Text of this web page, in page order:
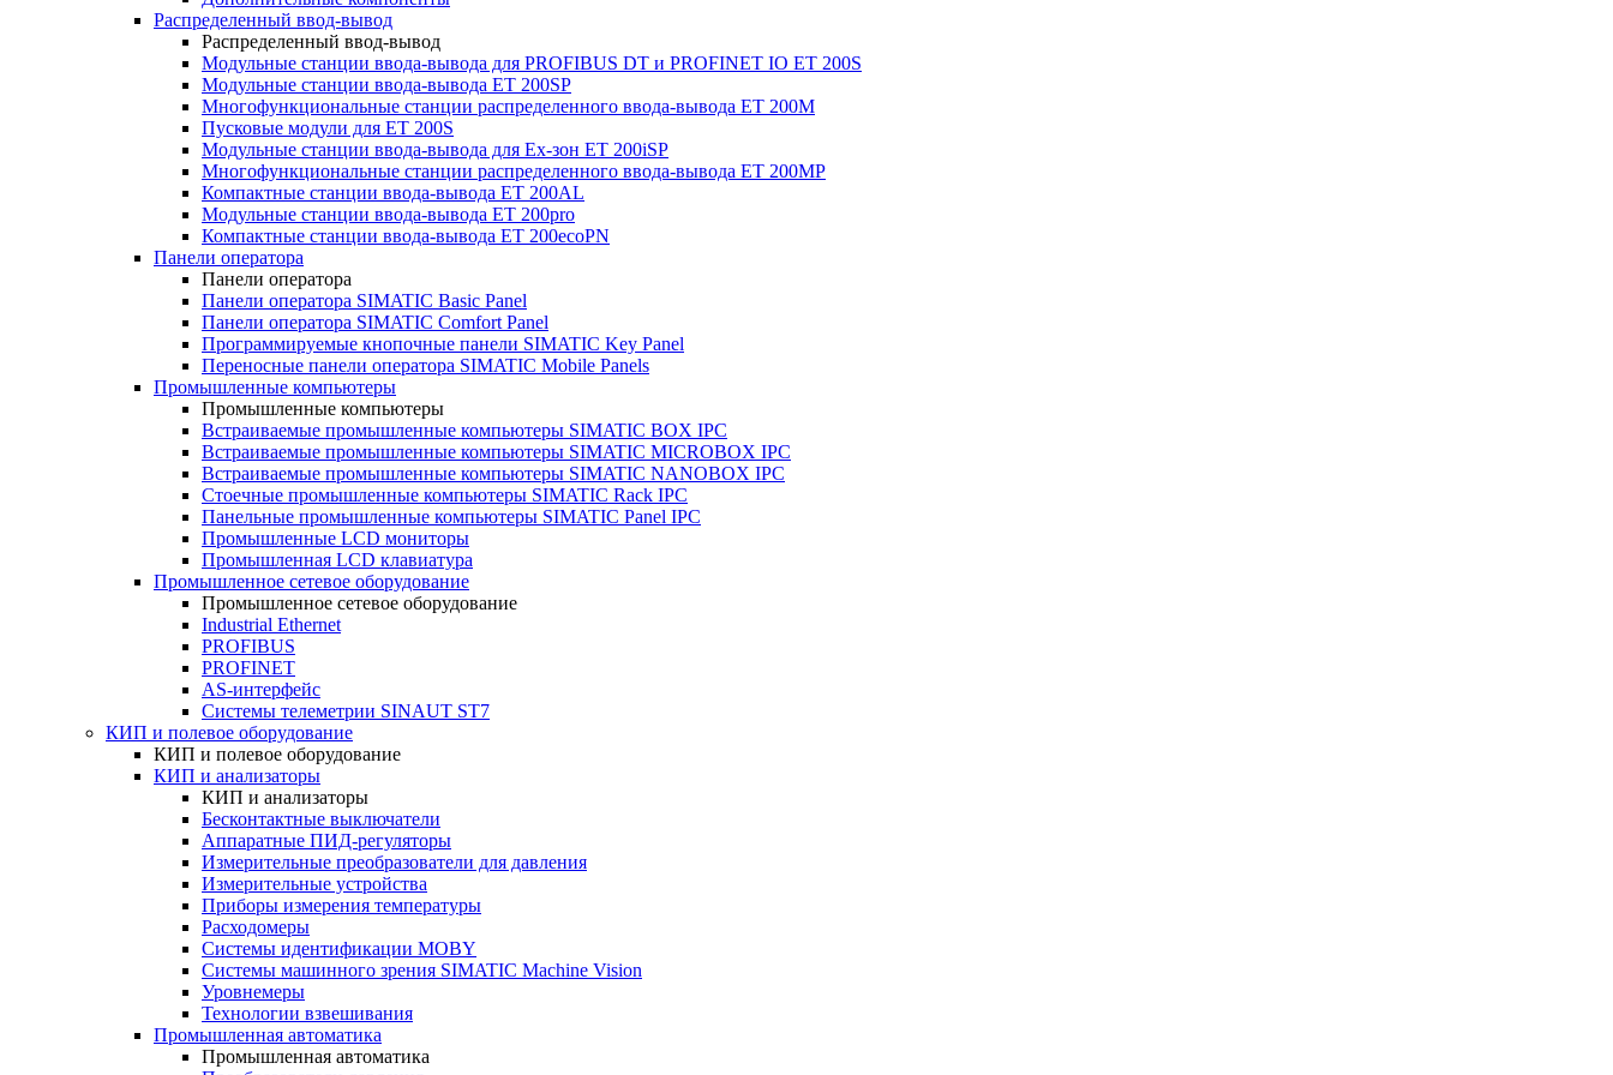
Распределенный ввод-вывод
Распределенный ввод-вывод
Модульные станции ввода-вывода для PROFIBUS DT и PROFINET IO ET 200S
Модульные станции ввода-вывода ET 200SP
Многофункциональные станции распределенного ввода-вывода ET 200M
Пусковые модули для ET 200S
Модульные станции ввода-вывода для Ex-зон ET 200iSP
Многофункциональные станции распределенного ввода-вывода ET 200MP
Компактные станции ввода-вывода ET 200AL
Модульные станции ввода-вывода ET 200pro
Компактные станции ввода-вывода ET 200ecoPN
Панели оператора
Панели оператора
Панели оператора SIMATIC Basic Panel
Панели оператора SIMATIC Comfort Panel
Программируемые кнопочные панели SIMATIC Key Panel
Переносные панели оператора SIMATIC Mobile Panels
Промышленные компьютеры
Промышленные компьютеры
Встраиваемые промышленные компьютеры SIMATIC BOX IPC
Встраиваемые промышленные компьютеры SIMATIC MICROBOX IPC
Встраиваемые промышленные компьютеры SIMATIC NANOBOX IPC
Стоечные промышленные компьютеры SIMATIC Rack IPC
Панельные промышленные компьютеры SIMATIC Panel IPC
Промышленные LCD мониторы
Промышленная LCD клавиатура
Промышленное сетевое оборудование
Промышленное сетевое оборудование
Industrial Ethernet
PROFIBUS
PROFINET
AS-интерфейс
Системы телеметрии SINAUT ST7
КИП и полевое оборудование
КИП и полевое оборудование
КИП и анализаторы
КИП и анализаторы
Бесконтактные выключатели
Аппаратные ПИД-регуляторы
Измерительные преобразователи для давления
Измерительные устройства
Приборы измерения температуры
Расходомеры
Системы идентификации MOBY
Системы машинного зрения SIMATIC Machine Vision
Уровнемеры
Технологии взвешивания
Промышленная автоматика
Промышленная автоматика